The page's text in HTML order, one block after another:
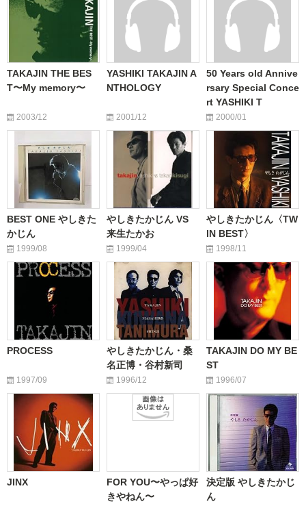
TAKAJIN THE BES
T〜My memory〜
2003/12
YASHIKI TAKAJIN A
NTHOLOGY
2001/12
50 Years old Annive
rsary Special Conce
rt YASHIKI T
2000/01
BEST ONE やしきた
かじん
1999/08
やしきたかじん VS
来生たかお
1999/04
やしきたかじん〈TW
IN BEST〉
1998/11
PROCESS
1997/09
やしきたかじん・桑
名正博・谷村新司
1996/12
TAKAJIN DO MY BE
ST
1996/07
JINX
FOR YOU〜やっぱ好
きやねん〜
決定版 やしきたかじ
ん